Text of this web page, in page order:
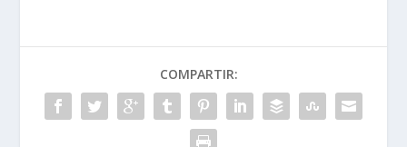
COMPARTIR: